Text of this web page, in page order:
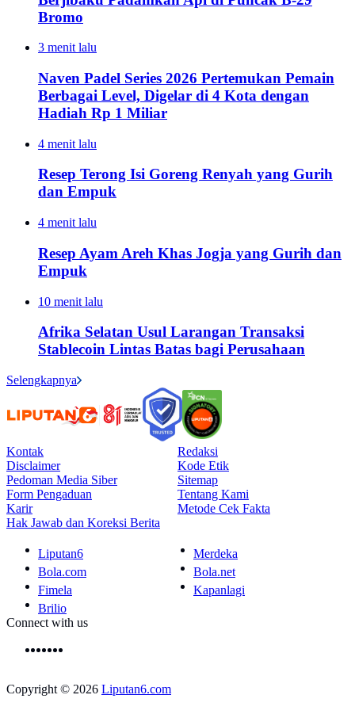
Bromo
3 menit lalu
Naven Padel Series 2026 Pertemukan Pemain
Berbagai Level, Digelar di 4 Kota dengan
Hadiah Rp 1 Miliar
4 menit lalu
Resep Terong Isi Goreng Renyah yang Gurih
dan Empuk
4 menit lalu
Resep Ayam Areh Khas Jogja yang Gurih dan
Empuk
10 menit lalu
Afrika Selatan Usul Larangan Transaksi
Stablecoin Lintas Batas bagi Perusahaan
Selengkapnya
Kontak
Redaksi
Disclaimer
Kode Etik
Pedoman Media Siber
Sitemap
Form Pengaduan
Tentang Kami
Karir
Metode Cek Fakta
Hak Jawab dan Koreksi Berita
Liputan6
Merdeka
Bola.com
Bola.net
Fimela
Kapanlagi
Brilio
Connect with us
Copyright © 2026 Liputan6.com